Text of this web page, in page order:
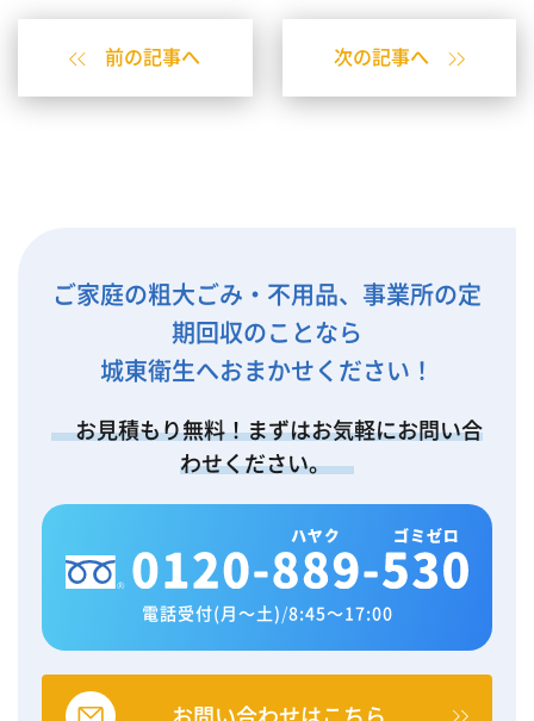
前の記事へ 次の記事へ
ご家庭の粗大ごみ・不用品、事業所の定
期回収のことなら
城東衛生へおまかせください！
お見積もり無料！まずはお気軽にお問い合
わせください。
電話受付(月～土) /8:45～17:00
お問い合わせはこちら